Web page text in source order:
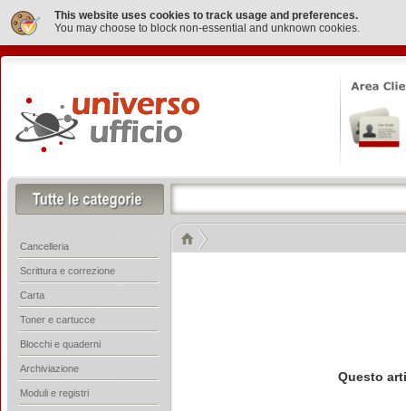
This website uses cookies to track usage and preferences.
You may choose to block non-essential and unknown cookies.
Questo
Cancelleria
Scrittura e correzione
Carta
Toner e cartucce
Blocchi e quaderni
Archiviazione
Moduli e registri